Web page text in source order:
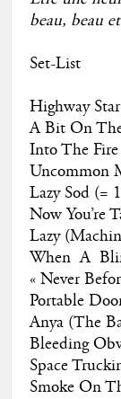
beau, beau
Set-List
Highway
A Bit On
Into The
Uncommon
Lazy Sod (=
Now You’re
Lazy
When A
« Never
Portable
Anya (The
Bleeding
Space
Smoke On